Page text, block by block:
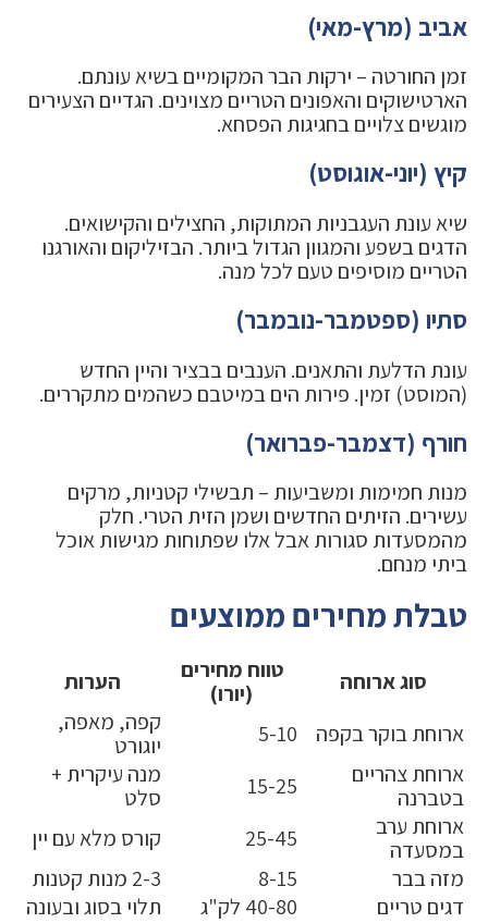
אביב (מרץ-מאי)
זמן החורטה – ירקות הבר המקומיים בשיא עונתם.
הארטישוקים והאפונים הטריים מצוינים. הגדיים הצעירים
מוגשים צלויים בחגיגות הפסחא.
קיץ (יוני-אוגוסט)
שיא עונת העגבניות המתוקות, החצילים והקישואים.
הדגים בשפע והמגוון הגדול ביותר. הבזיליקום והאורגנו
הטריים מוסיפים טעם לכל מנה.
סתיו (ספטמבר-נובמבר)
עונת הדלעת והתאנים. הענבים בבציר והיין החדש
(המוסט) זמין. פירות הים במיטבם כשהמים מתקררים.
חורף (דצמבר-פברואר)
מנות חמימות ומשביעות – תבשילי קטניות, מרקים
עשירים. הזיתים החדשים ושמן הזית הטרי. חלק
מהמסעדות סגורות אבל אלו שפתוחות מגישות אוכל
ביתי מנחם.
טבלת מחירים ממוצעים
סוג ארוחה
טווח מחירים
(יורו)
הערות
ארוחת בוקר בקפה
5-10
קפה, מאפה,
יוגורט
ארוחת צהריים
בטברנה
15-25
מנה עיקרית +
סלט
ארוחת ערב
במסעדה
25-45
קורס מלא עם יין
מזה בבר
8-15
2-3 מנות קטנות
דגים טריים
40-80 לק"ג תלוי בסוג ובעונה